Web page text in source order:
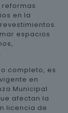
en la
espacios
completo, es
en
Municipal
afectan la
licencia de